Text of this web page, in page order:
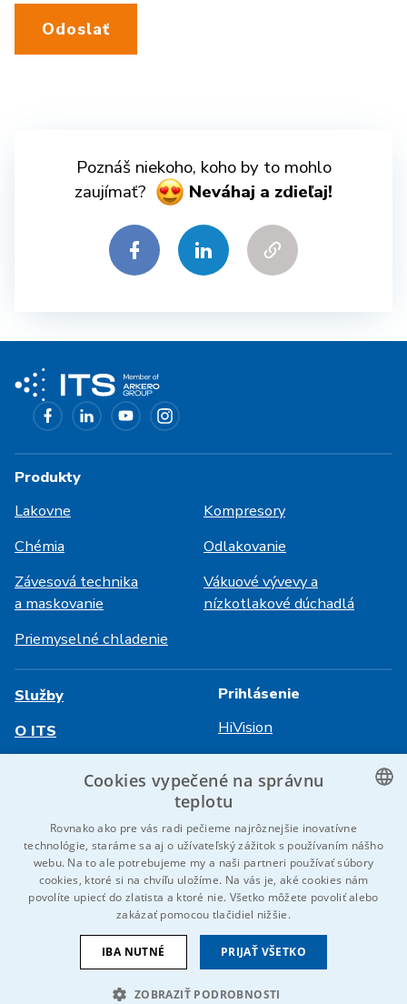
Odoslať
Poznáš niekoho, koho by to mohlo
zaujímať?
Neváhaj a zdieľaj!
Produkty
Lakovne
Kompresory
Chémia
Odlakovanie
Závesová technika
a maskovanie
Vákuové vývevy a
nízkotlakové dúchadlá
Priemyselné chladenie
Služby
O ITS
Kontaktujte nás
Prihlásenie
HiVision
© 2026 IDEAL-Trade Service, spol. s r.o.
Ochrana osobných údajov Cookies
Oznámenie EU
CZECH
GERMAN
Cookies vypečené na správnu
teplotu
Rovnako ako pre vás radi pečieme najrôznejšie inovatívne
technológie, staráme sa aj o užívateľský zážitok s používaním nášho
webu. Na to ale potrebujeme my a naši partneri používať súbory
cookies, ktoré si na chvíľu uložíme. Na vás je, aké cookies nám
povolíte upiecť do zlatista a ktoré nie. Všetko môžete povoliť alebo
zakázať pomocou tlačidiel nižšie.
PRIJAŤ VŠETKO
IBA NUTNÉ
ZOBRAZIŤ PODROBNOSTI